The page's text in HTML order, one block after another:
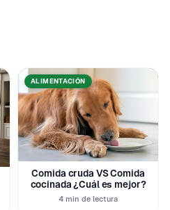
ALIMENTACIÓN
Comida cruda VS Comida
cocinada ¿Cuál es mejor?
4 min de lectura